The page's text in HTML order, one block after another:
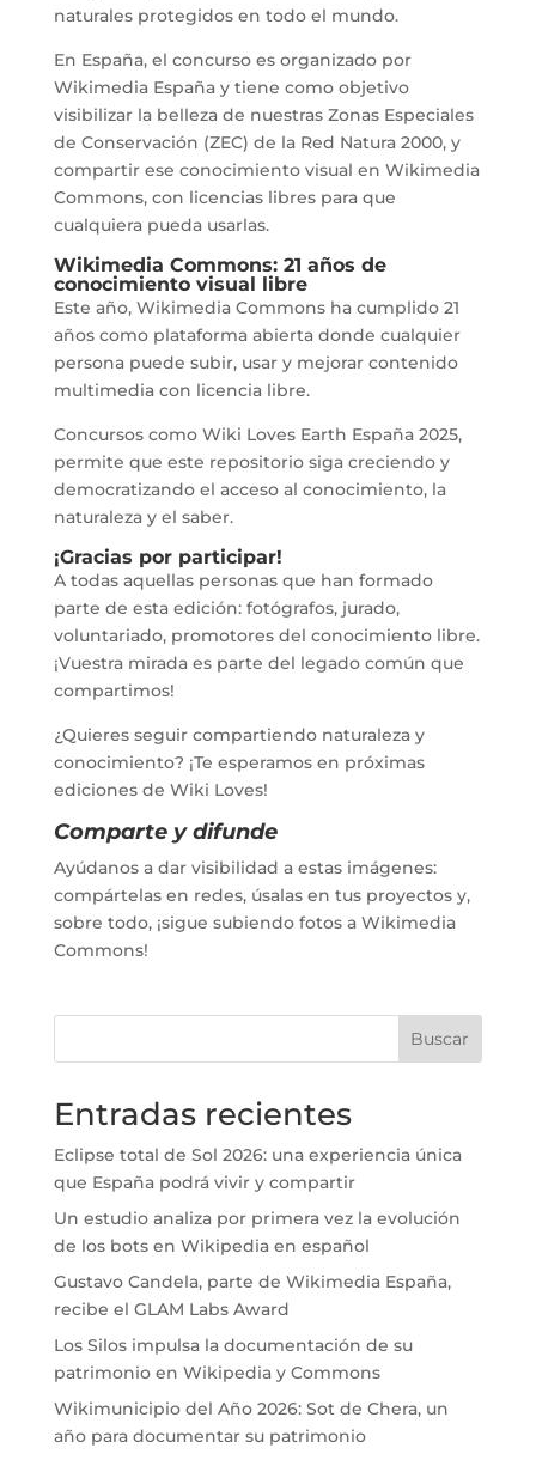
naturales protegidos en todo el mundo.
En España, el concurso es organizado por
Wikimedia España y tiene como objetivo
visibilizar la belleza de nuestras Zonas Especiales
de Conservación (ZEC) de la Red Natura 2000, y
compartir ese conocimiento visual en Wikimedia
Commons, con licencias libres para que
cualquiera pueda usarlas.
Wikimedia Commons: 21 años de
conocimiento visual libre
Este año, Wikimedia Commons ha cumplido 21
años como plataforma abierta donde cualquier
persona puede subir, usar y mejorar contenido
multimedia con licencia libre.
Concursos como Wiki Loves Earth España 2025,
permite que este repositorio siga creciendo y
democratizando el acceso al conocimiento, la
naturaleza y el saber.
¡Gracias por participar!
A todas aquellas personas que han formado
parte de esta edición: fotógrafos, jurado,
voluntariado, promotores del conocimiento libre.
¡Vuestra mirada es parte del legado común que
compartimos!
¿Quieres seguir compartiendo naturaleza y
conocimiento? ¡Te esperamos en próximas
ediciones de Wiki Loves!
Comparte y difunde
Ayúdanos a dar visibilidad a estas imágenes:
compártelas en redes, úsalas en tus proyectos y,
sobre todo, ¡sigue subiendo fotos a Wikimedia
Commons!
Buscar
Entradas recientes
Eclipse total de Sol 2026: una experiencia única
que España podrá vivir y compartir
Un estudio analiza por primera vez la evolución
de los bots en Wikipedia en español
Gustavo Candela, parte de Wikimedia España,
recibe el GLAM Labs Award
Los Silos impulsa la documentación de su
patrimonio en Wikipedia y Commons
Wikimunicipio del Año 2026: Sot de Chera, un
año para documentar su patrimonio